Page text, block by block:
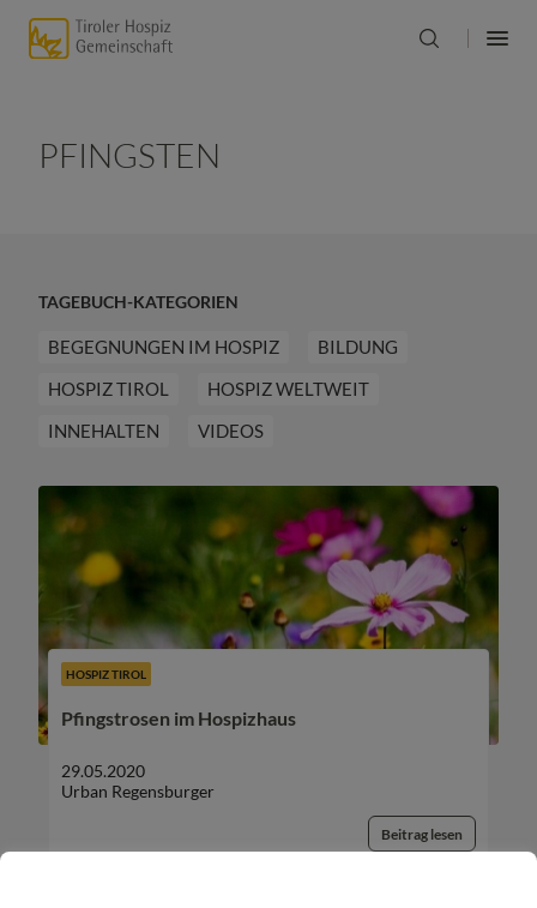
PFINGSTEN
TAGEBUCH-KATEGORIEN
BEGEGNUNGEN IM HOSPIZ
BILDUNG
HOSPIZ TIROL
HOSPIZ WELTWEIT
INNEHALTEN
VIDEOS
HOSPIZ TIROL
Pfingstrosen im Hospizhaus
29.05.2020
Urban Regensburger
Beitrag lesen